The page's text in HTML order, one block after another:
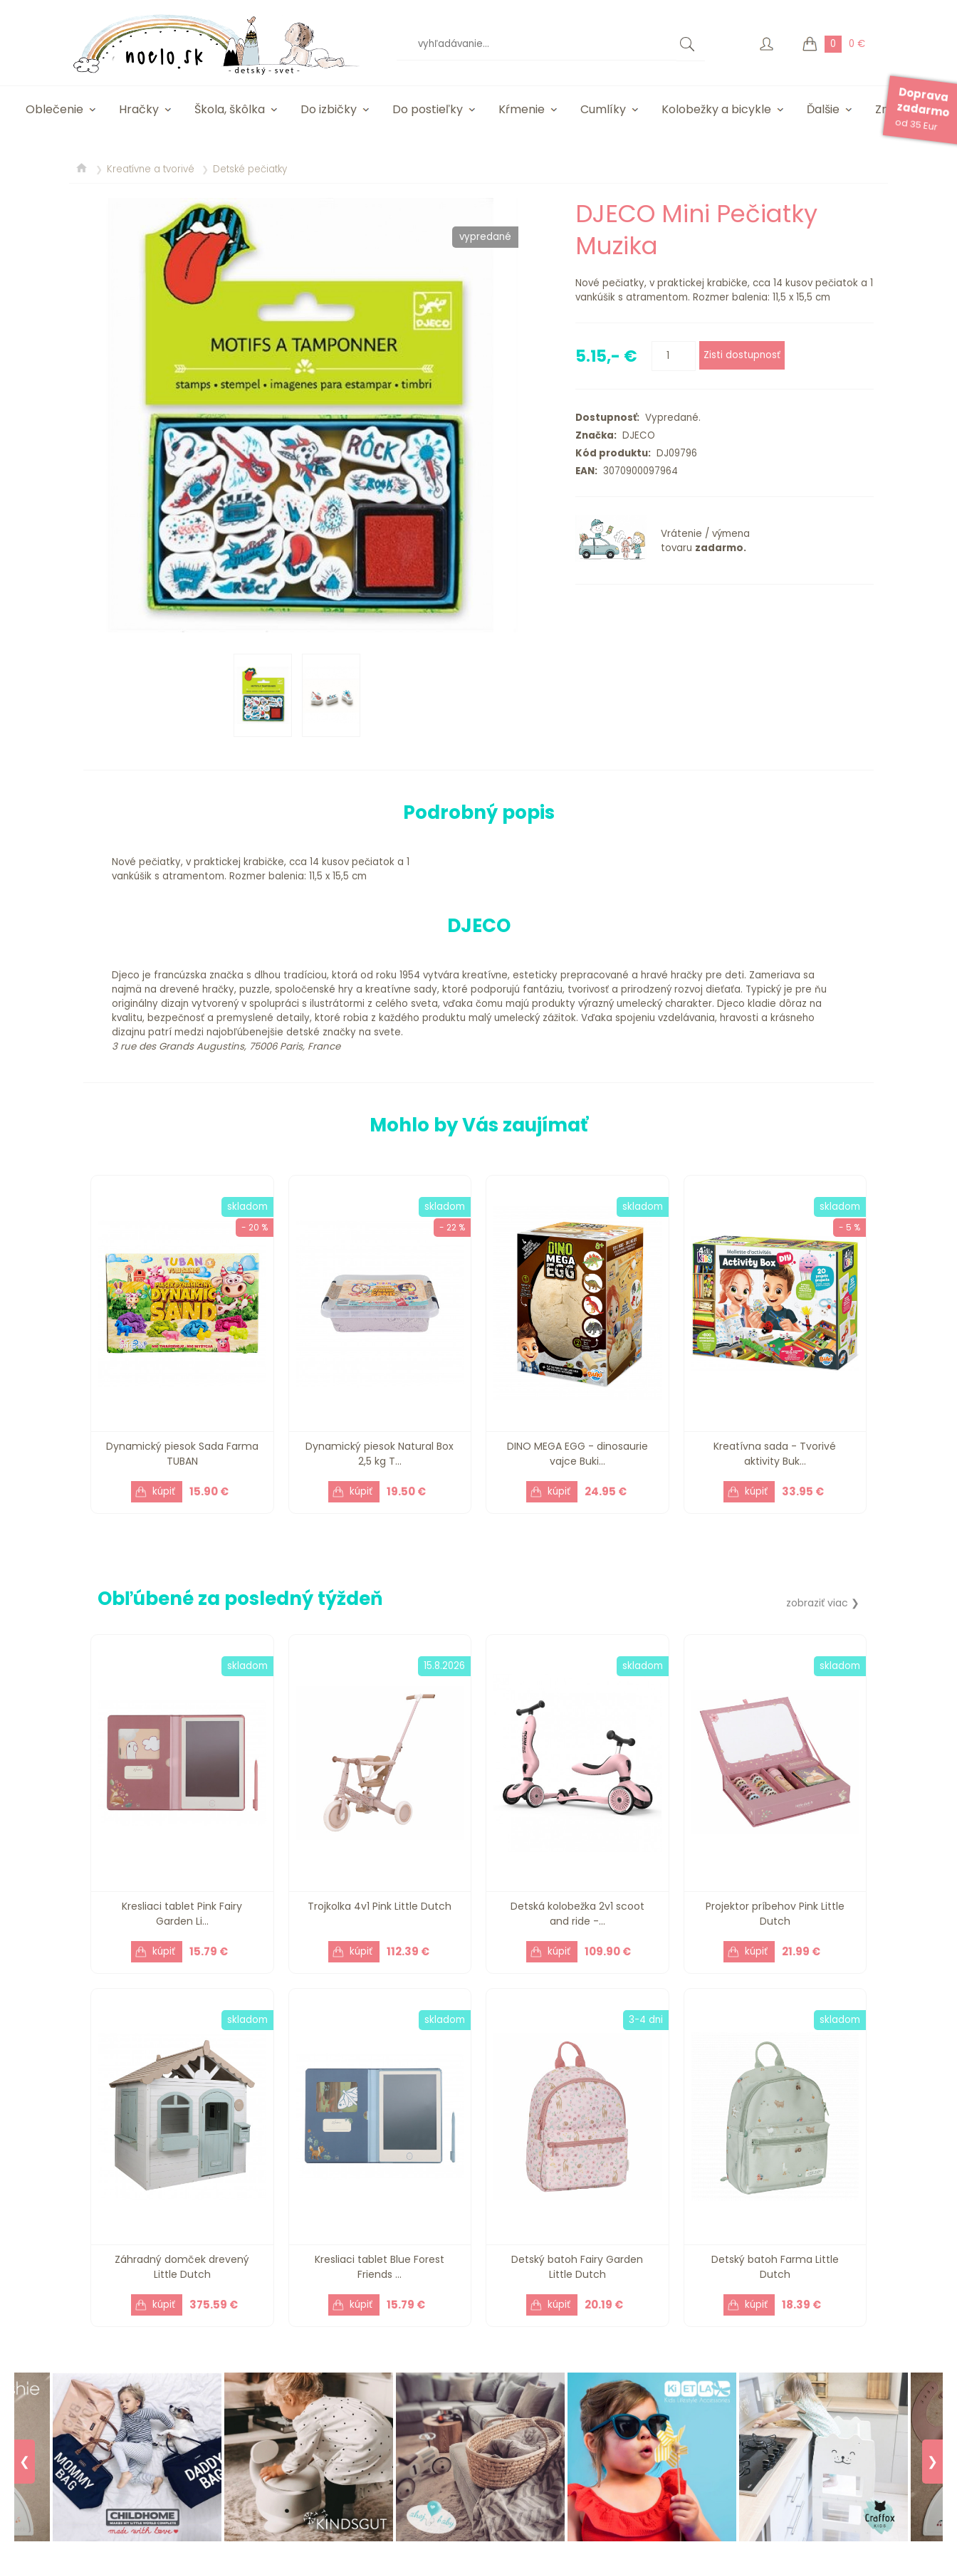
0 0 €
Doprava
zadarmo
od 35 Eur
Oblečenie Hračky Škola, škôlka Do izbičky Do postieľky Kŕmenie Cumlíky Kolobežky a bicykle Ďalšie Značky
❯ Kreatívne a tvorivé ❯ Detské pečiatky
vypredané
DJECO Mini Pečiatky
Muzika
Nové pečiatky, v praktickej krabičke, cca 14 kusov pečiatok a 1
vankúšik s atramentom. Rozmer balenia: 11,5 x 15,5 cm
5.15,- €
Dostupnosť:Vypredané.
Značka:DJECO
Kód produktu:DJ09796
EAN:3070900097964
Vrátenie / výmena
tovaru zadarmo.
Podrobný popis
Nové pečiatky, v praktickej krabičke, cca 14 kusov pečiatok a 1
vankúšik s atramentom. Rozmer balenia: 11,5 x 15,5 cm
DJECO
Djeco je francúzska značka s dlhou tradíciou, ktorá od roku 1954 vytvára kreatívne, esteticky prepracované a hravé hračky pre deti. Zameriava sa
najmä na drevené hračky, puzzle, spoločenské hry a kreatívne sady, ktoré podporujú fantáziu, tvorivosť a prirodzený rozvoj dieťaťa. Typický je pre ňu
originálny dizajn vytvorený v spolupráci s ilustrátormi z celého sveta, vďaka čomu majú produkty výrazný umelecký charakter. Djeco kladie dôraz na
kvalitu, bezpečnosť a premyslené detaily, ktoré robia z každého produktu malý umelecký zážitok. Vďaka spojeniu vzdelávania, hravosti a krásneho
dizajnu patrí medzi najobľúbenejšie detské značky na svete.
3 rue des Grands Augustins, 75006 Paris, France
Mohlo by Vás zaujímať
Dynamický piesok Sada Farma
TUBAN
15.90 €
skladom
- 20 %
Dynamický piesok Natural Box
2,5 kg T...
19.50 €
skladom
- 22 %
DINO MEGA EGG - dinosaurie
vajce Buki...
24.95 €
skladom
Kreatívna sada - Tvorivé
aktivity Buk...
33.95 €
skladom
- 5 %
Obľúbené za posledný týždeň zobraziť viac ❯
Kresliaci tablet Pink Fairy
Garden Li...
15.79 €
skladom
Trojkolka 4v1 Pink Little Dutch
112.39 €
15.8.2026
Detská kolobežka 2v1 scoot
and ride -...
109.90 €
skladom
Projektor príbehov Pink Little
Dutch
21.99 €
skladom
Záhradný domček drevený
Little Dutch
375.59 €
skladom
Kresliaci tablet Blue Forest
Friends ...
15.79 €
skladom
Detský batoh Fairy Garden
Little Dutch
20.19 €
3-4 dni
Detský batoh Farma Little
Dutch
18.39 €
skladom
❮ ❯